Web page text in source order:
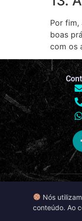
Nós
conteúdo. Ao
Por fim,
boas
com os